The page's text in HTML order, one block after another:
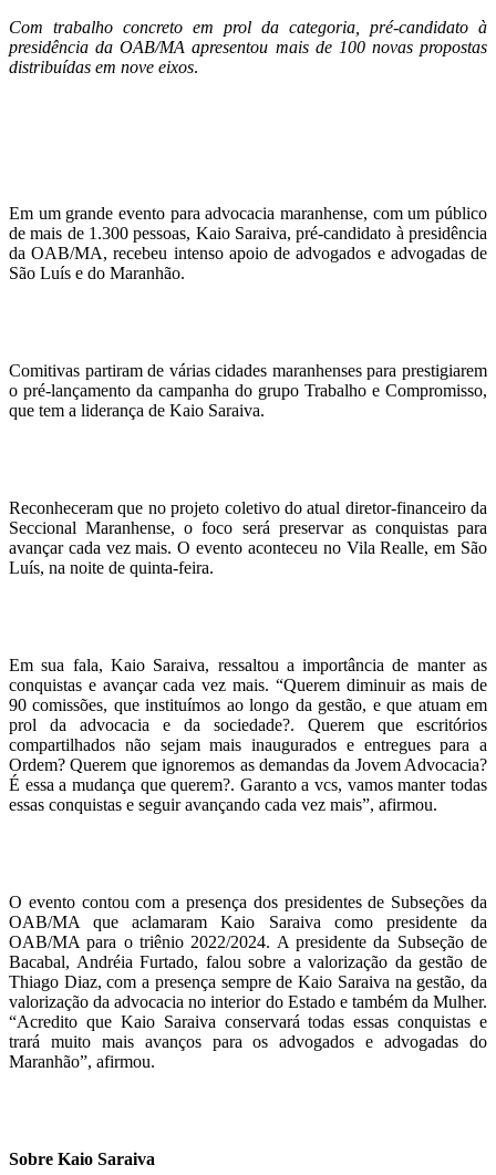
Com trabalho concreto em prol da categoria, pré-candidato à
presidência da OAB/MA apresentou mais de 100 novas propostas
distribuídas em nove eixos.
Em um grande evento para advocacia maranhense, com um público
de mais de 1.300 pessoas, Kaio Saraiva, pré-candidato à presidência
da OAB/MA, recebeu intenso apoio de advogados e advogadas de
São Luís e do Maranhão.
Comitivas partiram de várias cidades maranhenses para prestigiarem
o pré-lançamento da campanha do grupo Trabalho e Compromisso,
que tem a liderança de Kaio Saraiva.
Reconheceram que no projeto coletivo do atual diretor-financeiro da
Seccional Maranhense, o foco será preservar as conquistas para
avançar cada vez mais. O evento aconteceu no Vila Realle, em São
Luís, na noite de quinta-feira.
Em sua fala, Kaio Saraiva, ressaltou a importância de manter as
conquistas e avançar cada vez mais. “Querem diminuir as mais de
90 comissões, que instituímos ao longo da gestão, e que atuam em
prol da advocacia e da sociedade?. Querem que escritórios
compartilhados não sejam mais inaugurados e entregues para a
Ordem? Querem que ignoremos as demandas da Jovem Advocacia?
É essa a mudança que querem?. Garanto a vcs, vamos manter todas
essas conquistas e seguir avançando cada vez mais”, afirmou.
O evento contou com a presença dos presidentes de Subseções da
OAB/MA que aclamaram Kaio Saraiva como presidente da
OAB/MA para o triênio 2022/2024. A presidente da Subseção de
Bacabal, Andréia Furtado, falou sobre a valorização da gestão de
Thiago Diaz, com a presença sempre de Kaio Saraiva na gestão, da
valorização da advocacia no interior do Estado e também da Mulher.
“Acredito que Kaio Saraiva conservará todas essas conquistas e
trará muito mais avanços para os advogados e advogadas do
Maranhão”, afirmou.
Sobre Kaio Saraiva